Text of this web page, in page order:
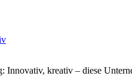
Innovativ, kreativ – diese